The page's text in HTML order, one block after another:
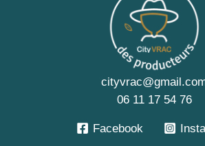
06 11 17 54 76
Facebook